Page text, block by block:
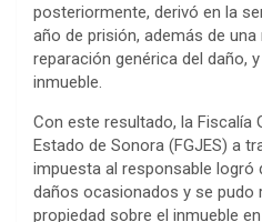
posteriormente, derivó en la
año de prisión, además de
reparación genérica del daño,
inmueble.
Con este resultado, la Fiscalía
Estado de Sonora (FGJES) a
impuesta al responsable logró
daños ocasionados y se pudo
propiedad sobre el inmueble